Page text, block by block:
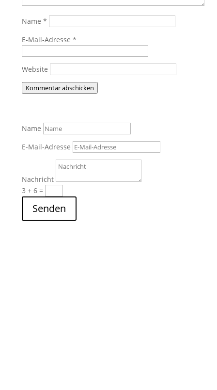
Name *
E-Mail-Adresse *
Website
Kommentar abschicken
Name
E-Mail-Adresse
Nachricht
3 + 6=
Senden